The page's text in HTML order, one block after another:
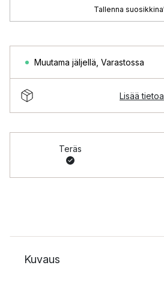
Tallenna suosikkina
Muutama jäljellä Varastossa
Lisää tietoa
Teräs
Kuvaus